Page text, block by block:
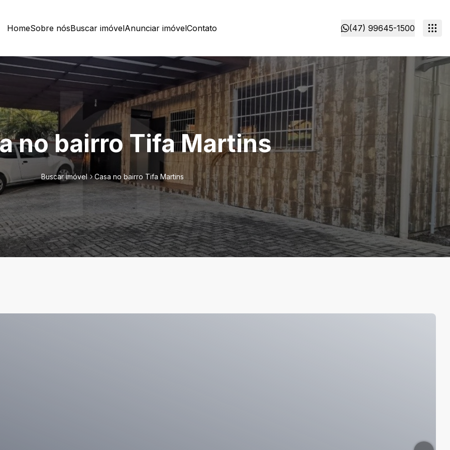
HomeSobre nósBuscar imóvelAnunciar imóvelContato (47) 99645-1500
no bairro Tifa Martins
Buscar imóvel Casa no bairro Tifa Martins